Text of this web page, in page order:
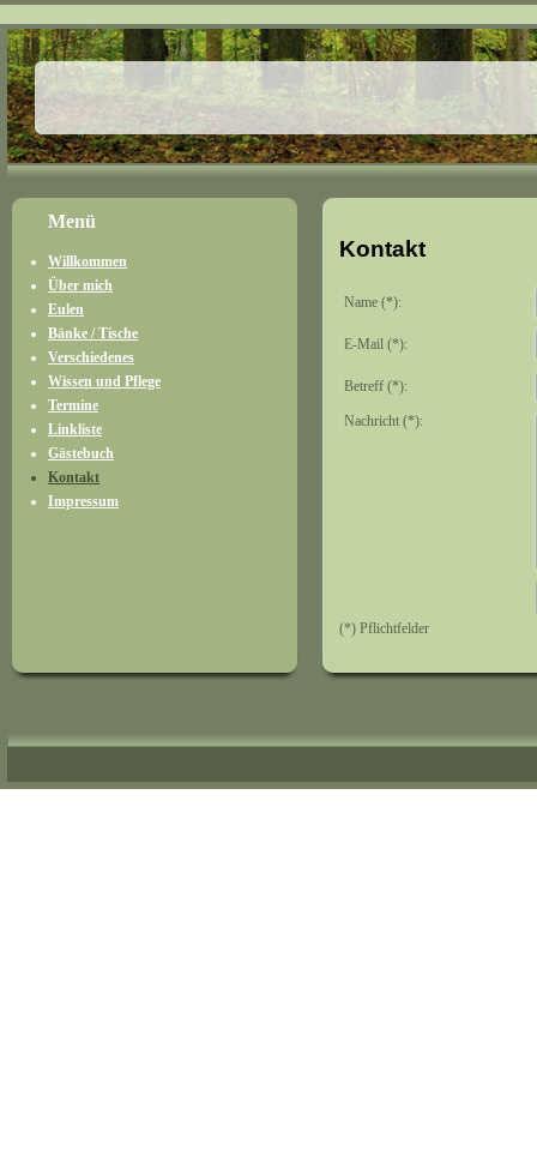
Menü
Willkommen
Über mich
Eulen
Bänke / Tische
Verschiedenes
Wissen und Pflege
Termine
Linkliste
Gästebuch
Kontakt
Impressum
Kontakt
Name (*):
E-Mail (*):
Betreff (*):
Nachricht (*):
(*) Pflichtfelder